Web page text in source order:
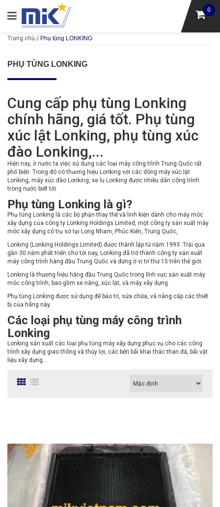
0
Trang chủ / Phụ tùng LONKING
PHỤ TÙNG LONKING
Cung cấp phụ tùng Lonking
chính hãng, giá tốt. Phụ tùng
xúc lật Lonking, phụ tùng xúc
đào Lonking,...
Hiện nay, ở nước ta việc sử dụng các loại máy công trình Trung Quốc rất
phổ biến. Trong đó có thương hiệu Lonking với các dòng máy xúc lật
Lonking, máy xúc đào Lonking, xe lu Lonking được nhiều dân công trình
trong nước biết tới.
Phụ tùng Lonking là gì?
Phụ tùng Lonking là các bộ phận thay thế và linh kiện dành cho máy móc
xây dựng của công ty Lonking Holdings Limited, một công ty sản xuất máy
móc xây dựng có trụ sở tại Long Nham, Phúc Kiến, Trung Quốc,
Lonking (Lonking Holdings Limited) được thành lập từ năm 1993. Trải qua
gần 30 năm phát triển cho tới nay, Lonking đã trở thành công ty sản xuất
máy công trình hàng đầu Trung Quốc và đứng ở vị trí thứ 15 trên thế giới.
Lonking là thương hiệu hàng đầu Trung Quốc trong lĩnh vực sản xuất máy
móc công trình, bao gồm xe nâng, xúc lật, và máy xây dựng.
Phụ tùng Lonking được sử dụng để bảo trì, sửa chữa, và nâng cấp các thiết
bị của hãng này.
Các loại phụ tùng máy công trình
Lonking
Lonking sản xuất các loại phụ tùng máy xây dựng phục vụ cho các công
trình xây dựng giao thông và thủy lợi, các bến bãi khai thác than đá, bãi vật
liệu xây dựng…